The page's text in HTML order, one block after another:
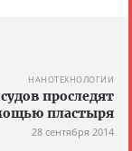
НАНОТЕХНОЛОГИИ
проследят
пластыря
28 сентября 2014